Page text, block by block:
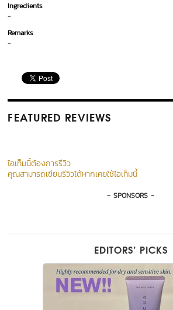
Ingredients
-
Remarks
-
FEATURED REVIEWS
ไอเท็มนี้ต้องการรีวิว
คุณสามารถเขียนรีวิวได้หากเคยใช้ไอเท็มนี้
- SPONSORS -
EDITORS’ PICKS